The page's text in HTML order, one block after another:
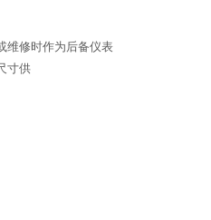
维修时作为后备仪表
寸供